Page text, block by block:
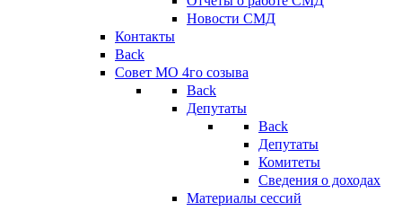
Новости СМД
Контакты
Back
Совет МО 4го созыва
Back
Депутаты
Back
Депутаты
Комитеты
Сведения о доходах
Материалы сессий